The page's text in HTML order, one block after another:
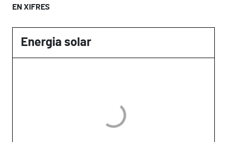
EN XIFRES
Energia solar